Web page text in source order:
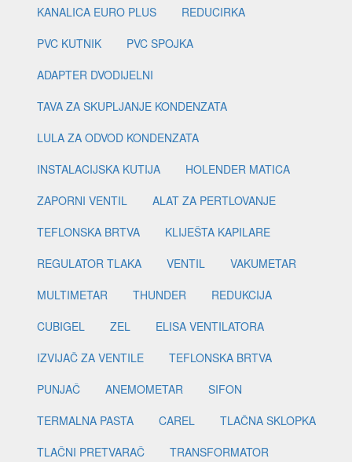
KANALICA EURO PLUS
REDUCIRKA
PVC KUTNIK
PVC SPOJKA
ADAPTER DVODIJELNI
TAVA ZA SKUPLJANJE KONDENZATA
LULA ZA ODVOD KONDENZATA
INSTALACIJSKA KUTIJA
HOLENDER MATICA
ZAPORNI VENTIL
ALAT ZA PERTLOVANJE
TEFLONSKA BRTVA
KLIJEŠTA KAPILARE
REGULATOR TLAKA
VENTIL
VAKUMETAR
MULTIMETAR
THUNDER
REDUKCIJA
CUBIGEL
ZEL
ELISA VENTILATORA
IZVIJAČ ZA VENTILE
TEFLONSKA BRTVA
PUNJAČ
ANEMOMETAR
SIFON
TERMALNA PASTA
CAREL
TLAČNA SKLOPKA
TLAČNI PRETVARAČ
TRANSFORMATOR